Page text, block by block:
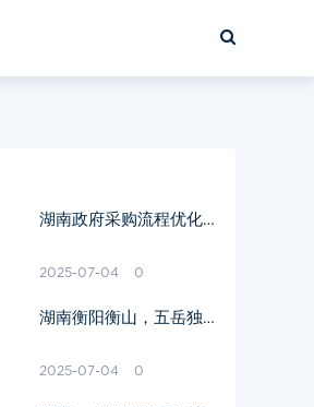
湖南政府采购流程优化与
践探讨
2025-07-04 0
湖南衡阳衡山，五岳独秀
读
2025-07-04 0